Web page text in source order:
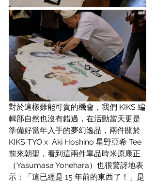
對於這樣難能可貴的機會，我們 KIKS 編
輯部自然也沒有錯過，在活動當天更是
準備好當年入手的夢幻逸品，兩件關於
KIKS TYO x  Aki Hoshino 星野亞希 Tee
前來朝聖，看到這兩件單品時米原康正
（Yasumasa Yonehara）也很驚訝地表
示：「這已經是 15 年前的東西了！」是